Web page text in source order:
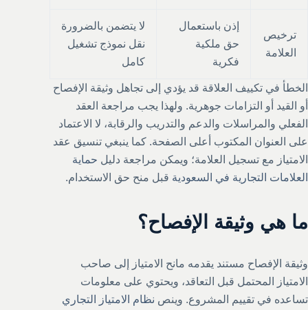
ترخيص
العلامة
إذن باستعمال
حق ملكية
فكرية
لا يتضمن بالضرورة
نقل نموذج تشغيل
كامل
الخطأ في تكييف العلاقة قد يؤدي إلى تجاهل وثيقة الإفصاح
أو القيد أو التزامات جوهرية. ولهذا يجب مراجعة العقد
الفعلي والمراسلات والدعم والتدريب والرقابة، لا الاعتماد
على العنوان المكتوب أعلى الصفحة. كما ينبغي تنسيق عقد
الامتياز مع تسجيل العلامة؛ ويمكن مراجعة دليل حماية
العلامات التجارية في السعودية قبل منح حق الاستخدام.
ما هي وثيقة الإفصاح؟
وثيقة الإفصاح مستند يقدمه مانح الامتياز إلى صاحب
الامتياز المحتمل قبل التعاقد، ويحتوي على معلومات
تساعده في تقييم المشروع. وينص نظام الامتياز التجاري